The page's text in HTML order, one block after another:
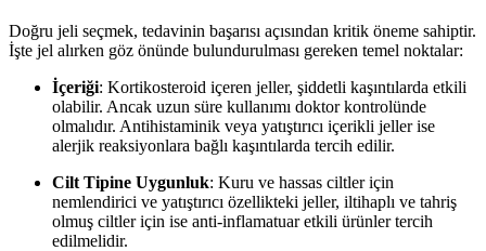
Doğru jeli seçmek, tedavinin başarısı açısından kritik öneme sahiptir.
İşte jel alırken göz önünde bulundurulması gereken temel noktalar:
İçeriği: Kortikosteroid içeren jeller, şiddetli kaşıntılarda etkili
olabilir. Ancak uzun süre kullanımı doktor kontrolünde
olmalıdır. Antihistaminik veya yatıştırıcı içerikli jeller ise
alerjik reaksiyonlara bağlı kaşıntılarda tercih edilir.
Cilt Tipine Uygunluk: Kuru ve hassas ciltler için
nemlendirici ve yatıştırıcı özellikteki jeller, iltihaplı ve tahriş
olmuş ciltler için ise anti-inflamatuar etkili ürünler tercih
edilmelidir.